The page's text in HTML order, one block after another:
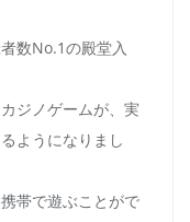
数No.1の殿堂入
ジノゲームが、実
ようになりまし
帯で遊ぶことがで